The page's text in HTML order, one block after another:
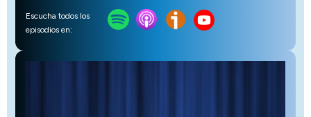
Escucha todos los
episodios en: